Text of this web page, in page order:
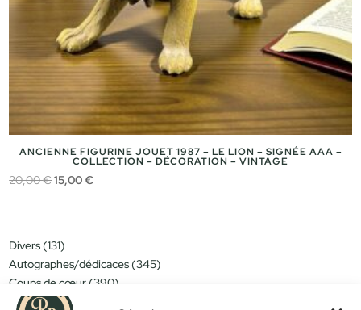
ANCIENNE FIGURINE JOUET 1987 – LE LION – SIGNÉE AAA –
COLLECTION – DÉCORATION – VINTAGE
20,00€Le
20,00 €.
15,00€Le
Divers 131131
produits
Autographes/dédicaces 345345
Coups de cœur 390390
Miniatures/jouets